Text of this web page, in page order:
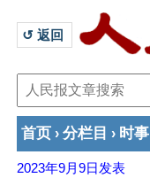
↺ 返回
首页 › 分栏目 › 时事
2023年9月9日 发表